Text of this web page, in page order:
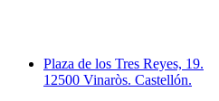
Plaza de los Tres Reyes, 19.
12500 Vinaròs. Castellón.